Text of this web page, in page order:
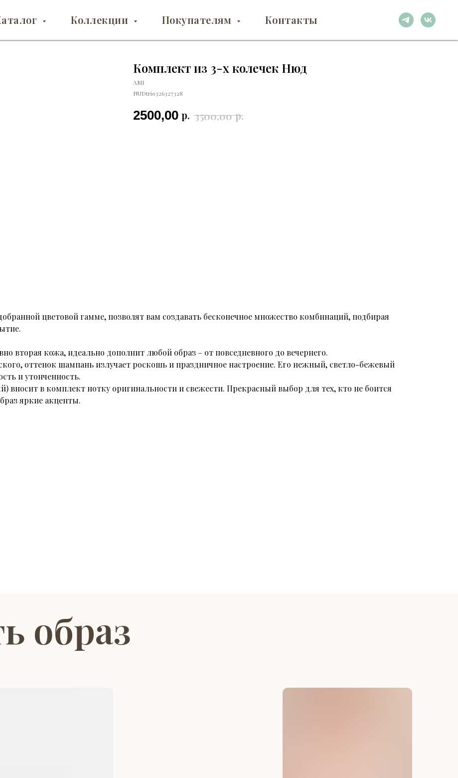
Коллекции Покупателям Контакты
Комплект из 3-х колечек Нюд
AMI
NUDtrio326327328
2500,00 р. 3500,00 р.
цветовой гамме, позволят вам создавать бесконечное множество комбинаций, подбирая
вторая кожа, идеально дополнит любой образ – от повседневного до вечернего.
оттенок шампань излучает роскошь и праздничное настроение. Его нежный, светло-бежевый
и утонченность.
вносит в комплект нотку оригинальности и свежести. Прекрасный выбор для тех, кто не боится
яркие акценты.
образ